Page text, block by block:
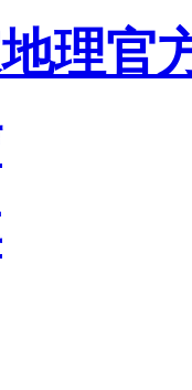
理官